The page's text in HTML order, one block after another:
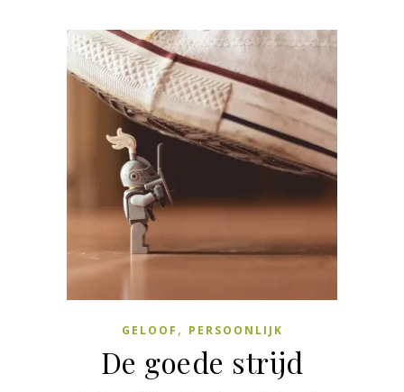
GELOOF , PERSOONLIJK
De goede strijd